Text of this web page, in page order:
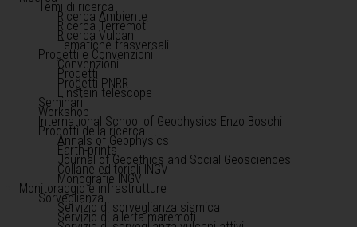
Temi di ricerca
Ricerca Ambiente
Ricerca Terremoti
Ricerca Vulcani
Tematiche trasversali
Progetti e Convenzioni
Convenzioni
Progetti
Progetti PNRR
Einstein telescope
Seminari
Workshop
International School of Geophysics Enzo Boschi
Prodotti della ricerca
Annals of Geophysics
Earth-prints
Journal of Geoethics and Social Geosciences
Collane editoriali INGV
Monografie INGV
Monitoraggio e infrastrutture
Sorveglianza
Servizio di sorveglianza sismica
Servizio di allerta maremoti